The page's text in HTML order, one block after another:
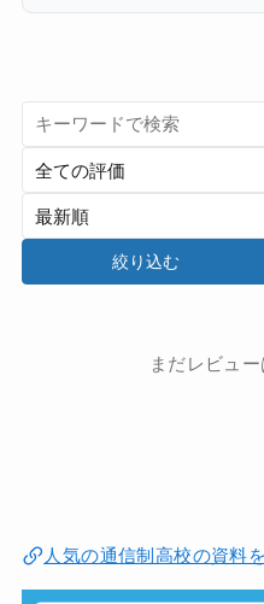
絞り込む
まだレビュー
人気の通信制高校の資料